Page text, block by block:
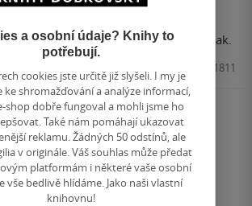
jsou prostě hezké a k jejím
dětem vymýšlet příběh každý den jinak.
Kniha, Paseka, 2021, 9788076371811
všechna hodnocení
Přidat hodnocení
a osobní údaje? Knihy to
potřebují.
cookies jste určitě již slyšeli. I my je
ke shromažďování a analýze informací,
shop dobře fungoval a mohli jsme ho
Také nám pomáhají ukazovat
reklamu. Žádných 50 odstínů, ale
v originále. Váš souhlas může předat
platformám i některé vaše osobní
vše bedlivě hlídáme. Jako naši vlastní
knihovnu!